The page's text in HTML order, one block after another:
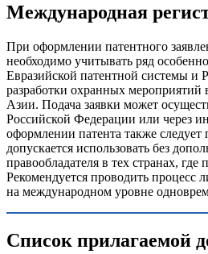
Международная
При оформлении патентного
необходимо учитывать ряд
Евразийской патентной системы и
разработки охранных
Азии. Подача заявки может
Российской Федерации или через
оформлении патента также
допускается использовать без
правообладателя в тех странах, где
Рекомендуется проводить процесс
на международном уровне
Список прилагаемой